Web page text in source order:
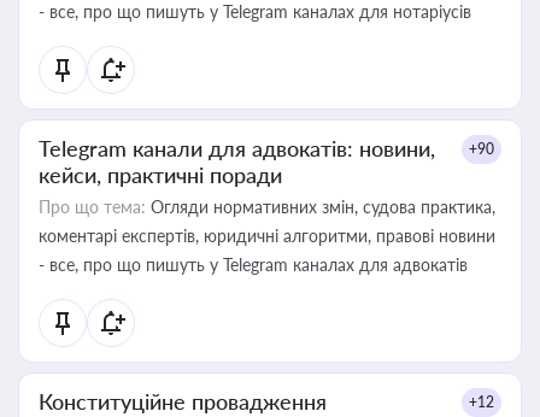
- все, про що пишуть у Telegram каналах для нотаріусів
Telegram канали для адвокатів: новини,
кейси, практичні поради
+90
Про що тема: Огляди нормативних змін, судова практика,
коментарі експертів, юридичні алгоритми, правові новини
- все, про що пишуть у Telegram каналах для адвокатів
Конституційне провадження +12